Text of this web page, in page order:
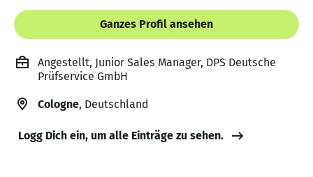
Ganzes Profil ansehen
Angestellt, Junior Sales Manager, DPS Deutsche
Prüfservice GmbH
Cologne, Deutschland
Logg Dich ein, um alle Einträge zu sehen.